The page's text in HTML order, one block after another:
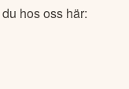
hos oss här: